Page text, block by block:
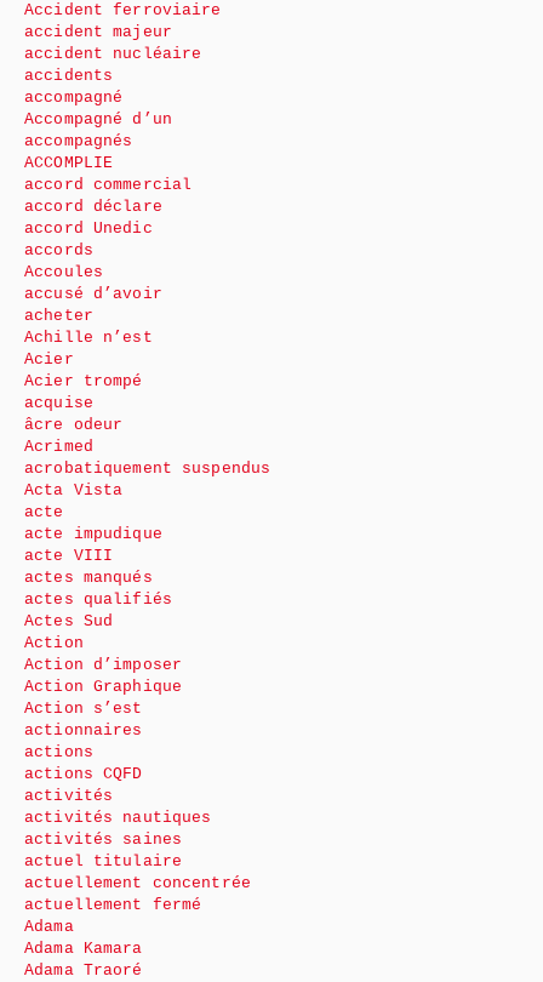
Accident ferroviaire
accident majeur
accident nucléaire
accidents
accompagné
Accompagné d’un
accompagnés
ACCOMPLIE
accord commercial
accord déclare
accord Unedic
accords
Accoules
accusé d’avoir
acheter
Achille n’est
Acier
Acier trompé
acquise
âcre odeur
Acrimed
acrobatiquement suspendus
Acta Vista
acte
acte impudique
acte VIII
actes manqués
actes qualifiés
Actes Sud
Action
Action d’imposer
Action Graphique
Action s’est
actionnaires
actions
actions CQFD
activités
activités nautiques
activités saines
actuel titulaire
actuellement concentrée
actuellement fermé
Adama
Adama Kamara
Adama Traoré